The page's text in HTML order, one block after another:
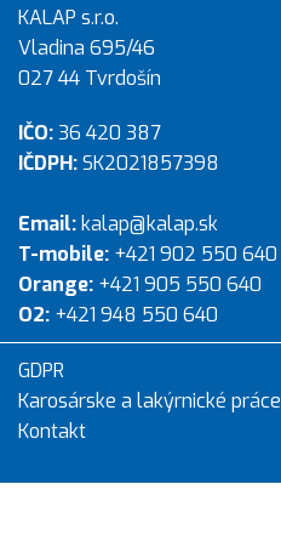
KALAP s.r.o.
Vladina 695/46
027 44 Tvrdošín
IČO:36 420 387
IČDPH:SK2021857398
Email: kalap@kalap.sk
T-mobile: +421 902 550 640
Orange: +421 905 550 640
O2: +421 948 550 640
GDPR
Karosárske a lakýrnické práce
Kontakt